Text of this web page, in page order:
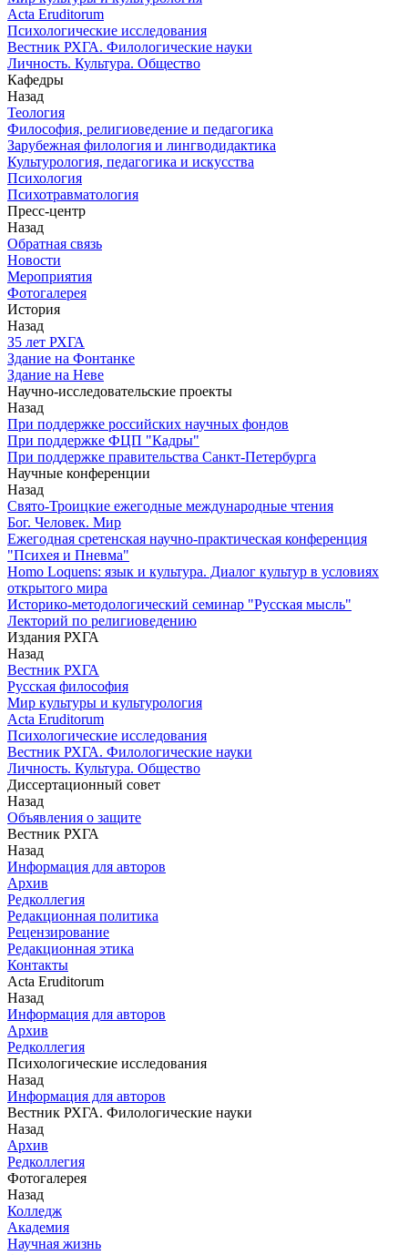
Acta Eruditorum
Психологические исследования
Вестник РХГА. Филологические науки
Личность. Культура. Общество
Кафедры
Назад
Теология
Философия, религиоведение и педагогика
Зарубежная филология и лингводидактика
Культурология, педагогика и искусства
Психология
Психотравматология
Пресс-центр
Назад
Обратная связь
Новости
Мероприятия
Фотогалерея
История
Назад
З5 лет РХГА
Здание на Фонтанке
Здание на Неве
Научно-исследовательские проекты
Назад
При поддержке российских научных фондов
При поддержке ФЦП "Кадры"
При поддержке правительства Санкт-Петербурга
Научные конференции
Назад
Свято-Троицкие ежегодные международные чтения
Бог. Человек. Мир
Ежегодная сретенская научно-практическая конференция
"Психея и Пневма"
Homo Loquens: язык и культура. Диалог культур в условиях
открытого мира
Историко-методологический семинар "Русская мысль"
Лекторий по религиоведению
Издания РХГА
Назад
Вестник РХГА
Русская философия
Мир культуры и культурология
Acta Eruditorum
Психологические исследования
Вестник РХГА. Филологические науки
Личность. Культура. Общество
Диссертационный совет
Назад
Объявления о защите
Вестник РХГА
Назад
Информация для авторов
Архив
Редколлегия
Редакционная политика
Рецензирование
Редакционная этика
Контакты
Acta Eruditorum
Назад
Информация для авторов
Архив
Редколлегия
Психологические исследования
Назад
Информация для авторов
Вестник РХГА. Филологические науки
Назад
Архив
Редколлегия
Фотогалерея
Назад
Колледж
Академия
Научная жизнь